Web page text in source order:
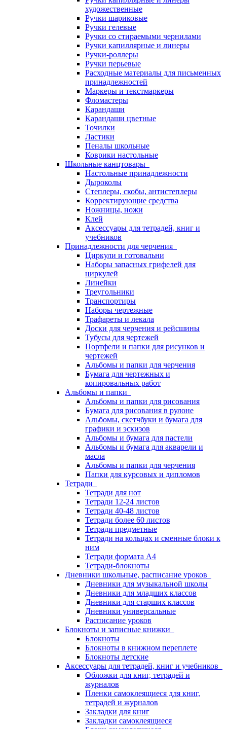
художественные
Ручки шариковые
Ручки гелевые
Ручки со стираемыми чернилами
Ручки капиллярные и линеры
Ручки-роллеры
Ручки перьевые
Расходные материалы для письменных
принадлежностей
Маркеры и текстмаркеры
Фломастеры
Карандаши
Карандаши цветные
Точилки
Ластики
Пеналы школьные
Коврики настольные
Школьные канцтовары
Настольные принадлежности
Дыроколы
Степлеры, скобы, антистеплеры
Корректирующие средства
Ножницы, ножи
Клей
Аксессуары для тетрадей, книг и
учебников
Принадлежности для черчения
Циркули и готовальни
Наборы запасных грифелей для
циркулей
Линейки
Треугольники
Транспортиры
Наборы чертежные
Трафареты и лекала
Доски для черчения и рейсшины
Тубусы для чертежей
Портфели и папки для рисунков и
чертежей
Альбомы и папки для черчения
Бумага для чертежных и
копировальных работ
Альбомы и папки
Альбомы и папки для рисования
Бумага для рисования в рулоне
Альбомы, скетчбуки и бумага для
графики и эскизов
Альбомы и бумага для пастели
Альбомы и бумага для акварели и
масла
Альбомы и папки для черчения
Папки для курсовых и дипломов
Тетради
Тетради для нот
Тетради 12-24 листов
Тетради 40-48 листов
Тетради более 60 листов
Тетради предметные
Тетради на кольцах и сменные блоки к
ним
Тетради формата А4
Тетради-блокноты
Дневники школьные, расписание уроков
Дневники для музыкальной школы
Дневники для младших классов
Дневники для старших классов
Дневники универсальные
Расписание уроков
Блокноты и записные книжки
Блокноты
Блокноты в книжном переплете
Блокноты детские
Аксессуары для тетрадей, книг и учебников
Обложки для книг, тетрадей и
журналов
Пленки самоклеящиеся для книг,
тетрадей и журналов
Закладки для книг
Закладки самоклеящиеся